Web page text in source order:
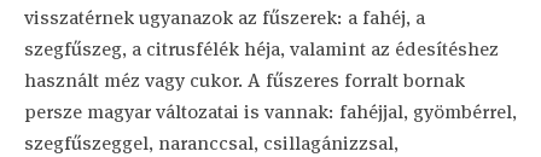
visszatérnek ugyanazok az fűszerek: a fahéj, a
szegfűszeg, a citrusfélék héja, valamint az édesítéshez
használt méz vagy cukor. A fűszeres forralt bornak
persze magyar változatai is vannak: fahéjjal, gyömbérrel,
szegfűszeggel, naranccsal, csillagánizzsal,